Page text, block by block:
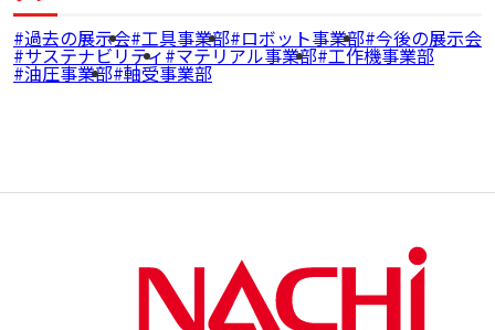
過去の展示会 工具事業部 ロボット事業部 今後の展示会
サステナビリティ マテリアル事業部 工作機事業部
油圧事業部 軸受事業部